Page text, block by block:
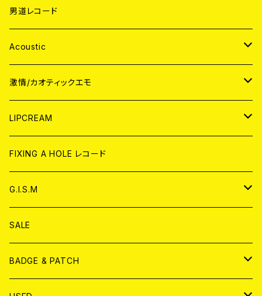
男道レコード
Acoustic
JAPAN
CD
ANALOG
WORLD
CD
ANALOG
激情/カオティックエモ
JAPAN
CD
ANALOG
WORLD
CD
ANALOG
LIPCREAM
CD
アナログ
DVD
T-shirt & WEAR
FIXING A HOLE レコード
G.I.S.M
CD
ANALOG
SALE
BADGE & PATCH